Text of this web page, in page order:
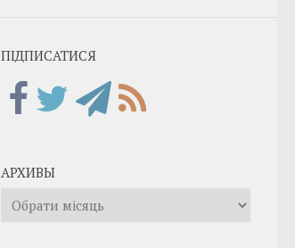
ПІДПИСАТИСЯ
АРХИВЫ
Архивы